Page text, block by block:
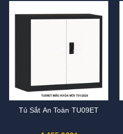
Tủ Sắt An Toàn TU09ET